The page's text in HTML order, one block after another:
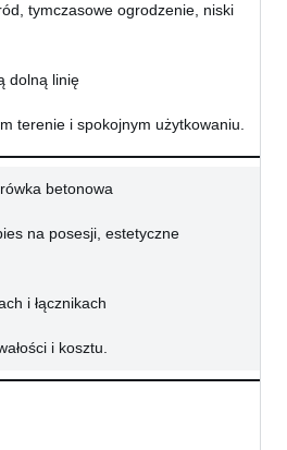
tymczasowe ogrodzenie, niski
dolną linię
terenie i spokojnym użytkowaniu.
betonowa
na posesji, estetyczne
i łącznikach
i kosztu.